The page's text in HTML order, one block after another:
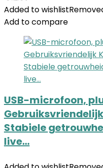
Added to wishlist
Add to compare
USB-microfoon,
Stabiele
live…